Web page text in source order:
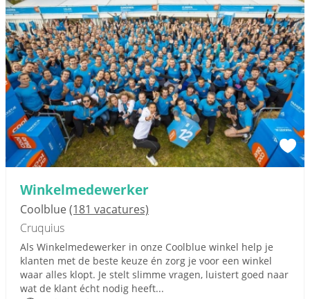
Winkelmedewerker
Coolblue(181 vacatures)
Cruquius
Als Winkelmedewerker in onze Coolblue winkel help je
klanten met de beste keuze én zorg je voor een winkel
waar alles klopt. Je stelt slimme vragen, luistert goed naar
wat de klant écht nodig heeft...